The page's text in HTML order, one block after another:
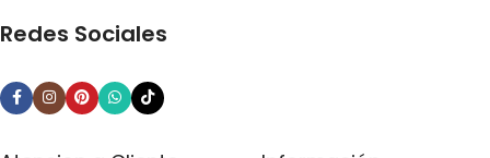
Redes Sociales